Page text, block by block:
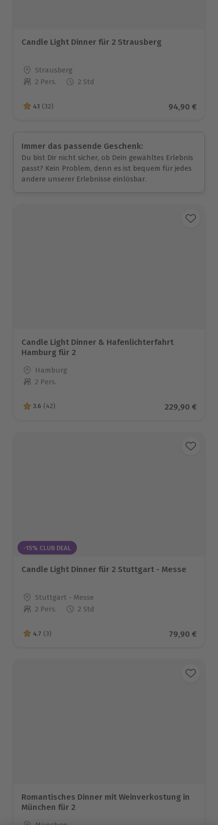
Candle Light Dinner für 2 Strausberg
Standort
Strausberg
Anzahl der Teilnehmer
2 Pers. 2 Std
4.1 von 5 Sternen basierend auf 32 Bewertungen
4.1 (32) Aktueller
94,90 €
Immer das passende Geschenk:
Du bist Dir nicht sicher, ob Dein gewähltes Erlebnis
passt? Kein Problem, denn es ist bequem für jedes
andere unserer Erlebnisse einlösbar.
Candle Light Dinner & Hafenlichterfahrt
Hamburg für 2
Standort
Hamburg
Anzahl der Teilnehmer
2 Pers.
3.6 von 5 Sternen basierend auf 42 Bewertungen
3.6 (42) Aktueller
229,90 €
-15% CLUB DEAL
Candle Light Dinner für 2 Stuttgart - Messe
Standort
Stuttgart - Messe
Anzahl der Teilnehmer
2 Pers. 2 Std
4.7 von 5 Sternen basierend auf 3 Bewertungen
4.7 (3) Aktueller
79,90 €
Romantisches Dinner mit Weinverkostung in
München für 2